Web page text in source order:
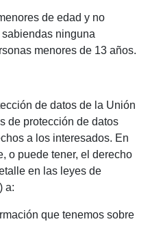
de edad y no
ninguna
menores de 13 años.
de datos de la Unión
de protección de datos
a los interesados. En
o puede tener, el derecho
en las leyes de
a:
que tenemos sobre